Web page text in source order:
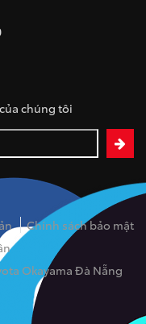
chúng tôi
Chính sách bảo mật
Okayama Đà Nẵng